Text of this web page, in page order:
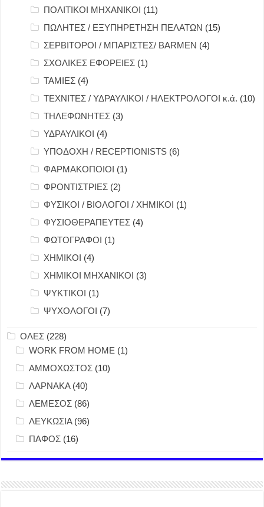
ΠΟΛΙΤΙΚΟΙ ΜΗΧΑΝΙΚΟΙ (11)
ΠΩΛΗΤΕΣ / ΕΞΥΠΗΡΕΤΗΣΗ ΠΕΛΑΤΩΝ (15)
ΣΕΡΒΙΤΟΡΟΙ / ΜΠΑΡΙΣΤΕΣ/ BARMEN (4)
ΣΧΟΛΙΚΕΣ ΕΦΟΡΕΙΕΣ (1)
ΤΑΜΙΕΣ (4)
ΤΕΧΝΙΤΕΣ / ΥΔΡΑΥΛΙΚΟΙ / ΗΛΕΚΤΡΟΛΟΓΟΙ κ.ά. (10)
ΤΗΛΕΦΩΝΗΤΕΣ (3)
ΥΔΡΑΥΛΙΚΟΙ (4)
ΥΠΟΔΟΧΗ / RECEPTIONISTS (6)
ΦΑΡΜΑΚΟΠΟΙΟΙ (1)
ΦΡΟΝΤΙΣΤΡΙΕΣ (2)
ΦΥΣΙΚΟΙ / ΒΙΟΛΟΓΟΙ / ΧΗΜΙΚΟΙ (1)
ΦΥΣΙΟΘΕΡΑΠΕΥΤΕΣ (4)
ΦΩΤΟΓΡΑΦΟΙ (1)
ΧΗΜΙΚΟΙ (4)
ΧΗΜΙΚΟΙ ΜΗΧΑΝΙΚΟΙ (3)
ΨΥΚΤΙΚΟΙ (1)
ΨΥΧΟΛΟΓΟΙ (7)
ΟΛΕΣ (228)
WORK FROM HOME (1)
ΑΜΜΟΧΩΣΤΟΣ (10)
ΛΑΡΝΑΚΑ(40)
ΛΕΜΕΣΟΣ (86)
ΛΕΥΚΩΣΙΑ(96)
ΠΑΦΟΣ (16)